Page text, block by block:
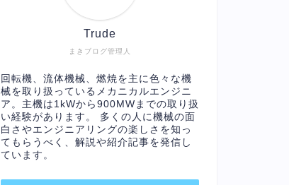
まきブログ管理人
Trude
回転機、流体機械、燃焼を主に色々な機
械を取り扱っているメカニカルエンジニ
ア。主機は1kWから900MWまでの取り扱
い経験があります。 多くの人に機械の面
白さやエンジニアリングの楽しさを知っ
てもらうべく、解説や紹介記事を発信し
ています。